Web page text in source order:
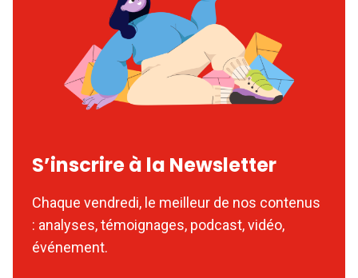
S’inscrire à la Newsletter
Chaque vendredi, le meilleur de nos contenus
: analyses, témoignages, podcast, vidéo,
événement.